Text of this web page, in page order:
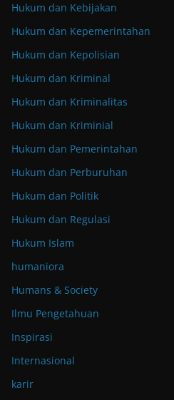
Hukum dan Kebijakan
Hukum dan Kepemerintahan
Hukum dan Kepolisian
Hukum dan Kriminal
Hukum dan Kriminalitas
Hukum dan Kriminial
Hukum dan Pemerintahan
Hukum dan Perburuhan
Hukum dan Politik
Hukum dan Regulasi
Hukum Islam
humaniora
Humans & Society
Ilmu Pengetahuan
Inspirasi
Internasional
karir